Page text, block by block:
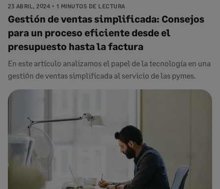
23 ABRIL, 2024 1 MINUTOS DE LECTURA
Gestión de ventas simplificada: Consejos
para un proceso eficiente desde el
presupuesto hasta la factura
En este artículo analizamos el papel de la tecnología en una
gestión de ventas simplificada al servicio de las pymes.